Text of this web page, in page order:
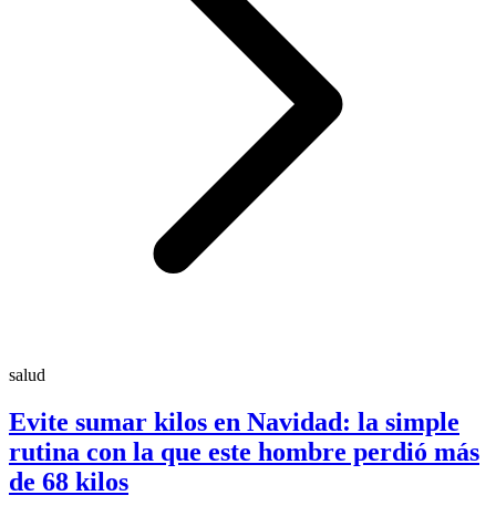
salud
Evite sumar kilos en Navidad: la simple
rutina con la que este hombre perdió más
de 68 kilos